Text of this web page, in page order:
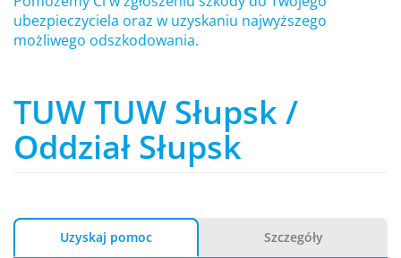
ubezpieczyciela oraz w uzyskaniu najwyższego
możliwego odszkodowania.
TUW TUW Słupsk /
Oddział Słupsk
Uzyskaj pomoc Szczegóły